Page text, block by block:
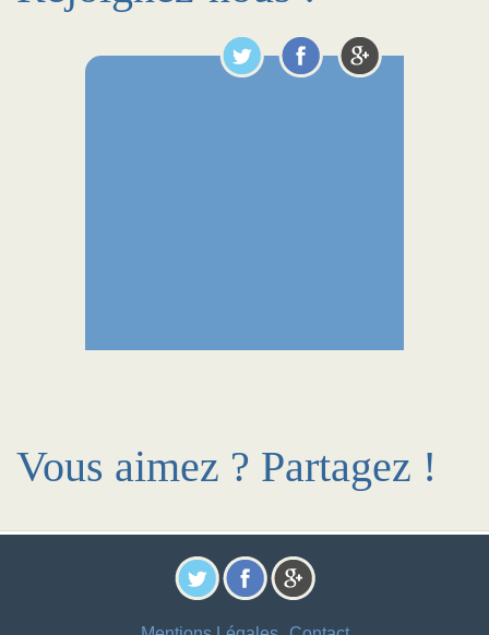
Vous aimez ? Partagez !